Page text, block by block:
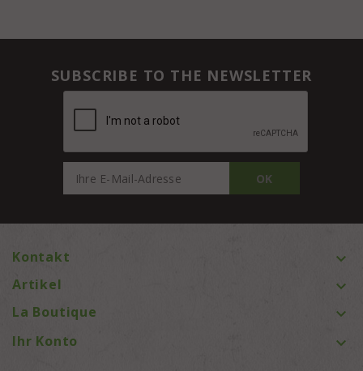
SUBSCRIBE TO THE NEWSLETTER
Kontakt 
Artikel 
La Boutique 
Ihr Konto 